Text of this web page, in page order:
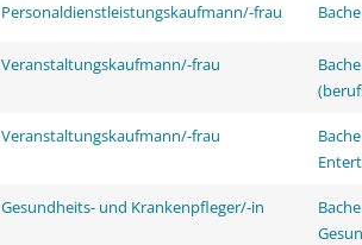
Personaldienstleistungskaufmann/-frau
Veranstaltungskaufmann/-frau
Veranstaltungskaufmann/-frau
Gesundheits- und Krankenpfleger/-in